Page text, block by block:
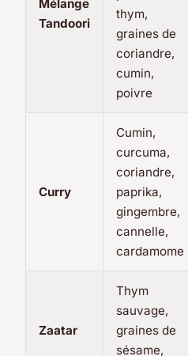
Mélange
Tandoori
thym,
graines de
coriandre,
cumin,
poivre
Curry
Cumin,
curcuma,
coriandre,
paprika,
gingembre,
cannelle,
cardamome
Zaatar
Thym
sauvage,
graines de
sésame,